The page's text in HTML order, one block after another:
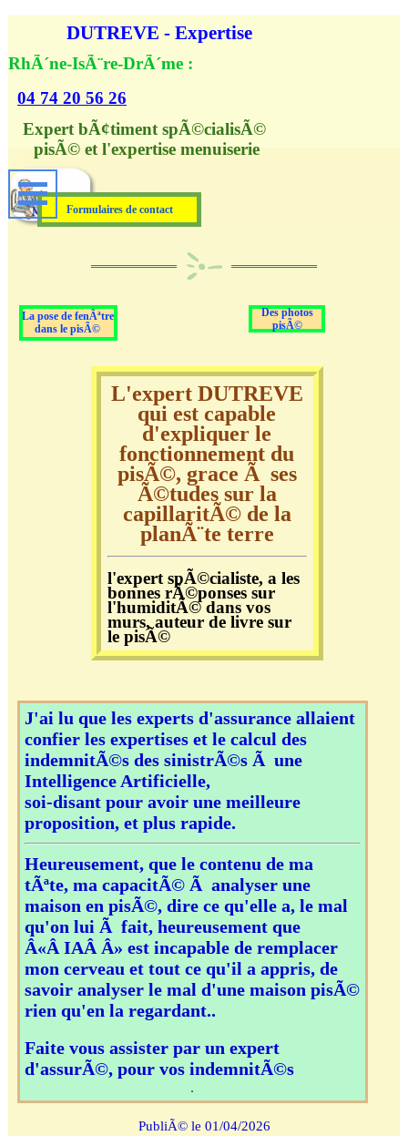
DUTREVE - Expertise
RhÃ´ne-IsÃ¨re-DrÃ´me :
04 74 20 56 26
Formulaires de contact
Expert bÃ¢timent spÃ©cialisÃ©
pisÃ© et l'expertise menuiserie
Des photos
pisÃ©
La pose de fenÃªtre
dans le pisÃ©
L'expert DUTREVE
qui est capable
d'expliquer le
fonctionnement du
pisÃ©, grace Ã ses
Ã©tudes sur la
capillaritÃ© de la
planÃ¨te terre
l'expert spÃ©cialiste, a les
bonnes rÃ©ponses sur
l'humiditÃ© dans vos
murs, auteur de livre sur
le pisÃ©
J'ai lu que les experts d'assurance allaient
confier les expertises et le calcul des
indemnitÃ©s des sinistrÃ©s Ã une
Intelligence Artificielle,
soi-disant pour avoir une meilleure
proposition, et plus rapide.
Heureusement, que le contenu de ma
tÃªte, ma capacitÃ© Ã analyser une
maison en pisÃ©, dire ce qu'elle a, le mal
qu'on lui Ã fait, heureusement que
Â«Â IAÂ Â» est incapable de remplacer
mon cerveau et tout ce qu'il a appris, de
savoir analyser le mal d'une maison pisÃ©
rien qu'en la regardant..
Faite vous assister par un expert
d'assurÃ©, pour vos indemnitÃ©s
.
PubliÃ© le 01/04/2026